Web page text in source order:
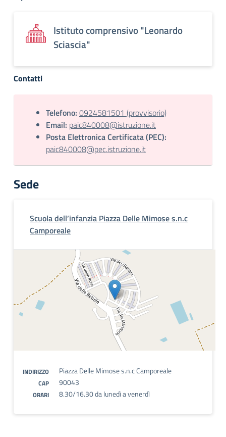
Istituto comprensivo "Leonardo
Sciascia"
Contatti
Telefono: 0924581501 (provvisorio)
Email: paic840008@istruzione.it
Posta Elettronica Certificata (PEC):
paic840008@pec.istruzione.it
Sede
Scuola dell’infanzia Piazza Delle Mimose s.n.c
Camporeale
INDIRIZZO Piazza Delle Mimose s.n.c Camporeale
CAP 90043
ORARI 8.30/16.30 da lunedì a venerdì